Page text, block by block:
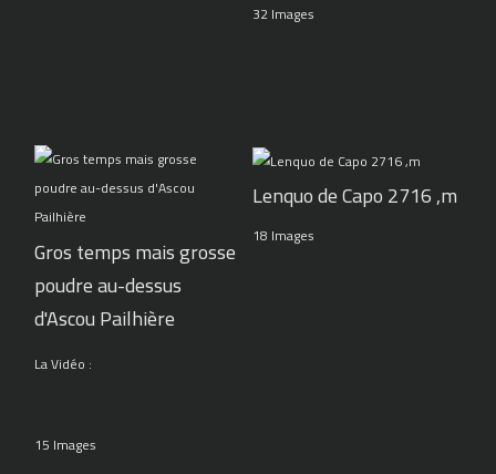
32 Images
Gros temps mais grosse
poudre au-dessus
d'Ascou Pailhière
La Vidéo :
15 Images
Lenquo de Capo 2716 ,m
18 Images